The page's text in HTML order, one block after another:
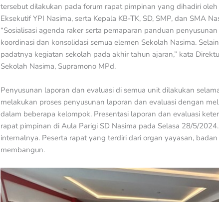
tersebut dilakukan pada forum rapat pimpinan yang dihadiri
Eksekutif YPI Nasima, serta Kepala KB-TK, SD, SMP, dan SMA
“Sosialisasi agenda raker serta pemaparan panduan
koordinasi dan konsolidasi semua elemen Sekolah Nasima.
padatnya kegiatan sekolah pada akhir tahun ajaran,” kata
Sekolah Nasima, Supramono MPd.
Penyusunan laporan dan evaluasi di semua unit dilakukan
melakukan proses penyusunan laporan dan evaluasi dengan
dalam beberapa kelompok. Presentasi laporan dan evaluasi
rapat pimpinan di Aula Parigi SD Nasima pada Selasa 28/5/
internalnya. Peserta rapat yang terdiri dari organ yayasan,
membangun.